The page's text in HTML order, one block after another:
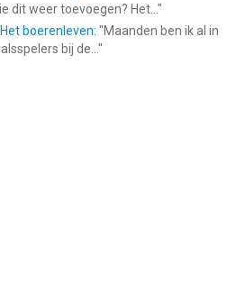
dit weer toevoegen? Het... "
boerenleven: "Maanden ben ik al in
bij de... "